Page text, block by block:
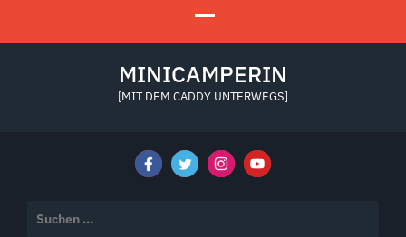
MINICAMPERIN
[MIT DEM CADDY UNTERWEGS]
nach: